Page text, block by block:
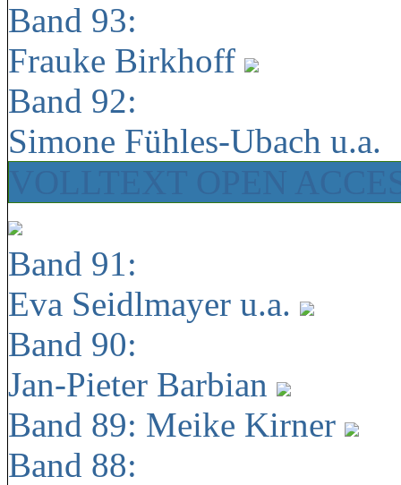
Band 93:
Frauke Birkhoff
Band 92:
Simone Fühles-Ubach u.a.
Band 91:
Eva Seidlmayer u.a.
Band 90:
Jan-Pieter Barbian
Band 89: Meike Kirner
Band 88: